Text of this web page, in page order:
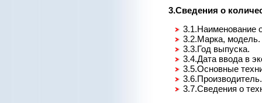
3.Сведения о
3.1.Наименование
3.2.Марка, модель.
3.3.Год выпуска.
3.4.Дата ввода в
3.5.Основные
3.6.Производитель.
3.7.Сведения о